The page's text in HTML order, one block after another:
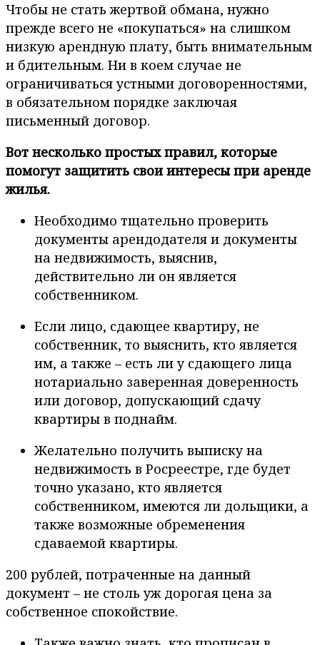
Чтобы не стать жертвой обмана, нужно
прежде всего не «покупаться» на слишком
низкую арендную плату, быть внимательным
и бдительным. Ни в коем случае не
ограничиваться устными договоренностями,
в обязательном порядке заключая
письменный договор.
Вот несколько простых правил, которые
помогут защитить свои интересы при аренде
жилья.
Необходимо тщательно проверить
документы арендодателя и документы
на недвижимость, выяснив,
действительно ли он является
собственником.
Если лицо, сдающее квартиру, не
собственник, то выяснить, кто является
им, а также – есть ли у сдающего лица
нотариально заверенная доверенность
или договор, допускающий сдачу
квартиры в поднайм.
Желательно получить выписку на
недвижимость в Росреестре, где будет
точно указано, кто является
собственником, имеются ли дольщики, а
также возможные обременения
сдаваемой квартиры.
200 рублей, потраченные на данный
документ – не столь уж дорогая цена за
собственное спокойствие.